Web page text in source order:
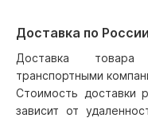
Доставка по России
Доставка
транспортными
Стоимость доставки
зависит от